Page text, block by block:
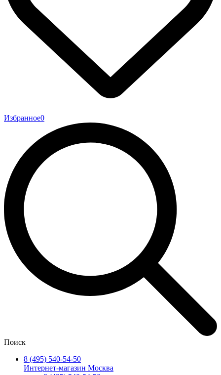
Избранное0
Поиск
8 (495) 540-54-50
Интернет-магазин Москва